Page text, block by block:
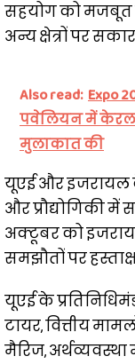
सहयोग को मजबूत
अन्य क्षेत्रों पर
Also read: Expo
पवेलियन में केरल
मुलाकात की
यूएई और इजरायल
और प्रौद्योगिकी
अक्टूबर को
समझौतों पर
यूएई के
टायर, वित्तीय
मैरिज, अर्थव्यवस्था